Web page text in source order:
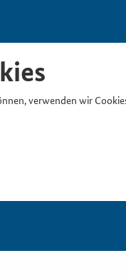
verwenden wir